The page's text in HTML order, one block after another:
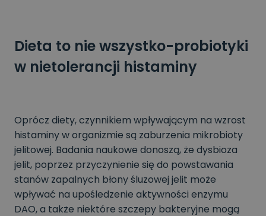
Dieta to nie wszystko-probiotyki
w nietolerancji histaminy
Oprócz diety, czynnikiem wpływającym na wzrost
histaminy w organizmie są zaburzenia mikrobioty
jelitowej. Badania naukowe donoszą, że dysbioza
jelit, poprzez przyczynienie się do powstawania
stanów zapalnych błony śluzowej jelit może
wpływać na upośledzenie aktywności enzymu
DAO, a także niektóre szczepy bakteryjne mogą